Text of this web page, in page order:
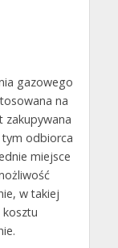
gazowego
na
zakupywana
tym odbiorca
miejsce
w takiej